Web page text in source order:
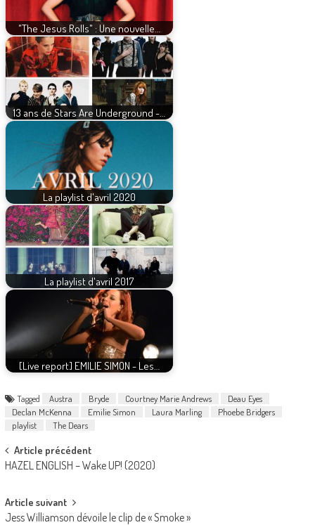
"The Jesus Rolls" : Une nouvelle…
13 ans de Stars Are Underground -…
La playlist d'avril 2020
La playlist d'avril 2017
[Live report] EMILIE SIMON - Les…
Tagged Austra Bryde Courtney Marie Andrews
Deau Eyes
Declan McKenna
Emilie Simon Laura Marling
Phoebe Bridgers
playlist
The Dears
Post
navigation
Article précédent
HAZEL ENGLISH – Wake UP! (2020)
Article suivant
Jess Williamson dévoile le clip de « Smoke »